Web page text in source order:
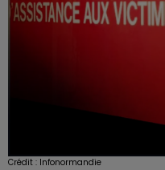
Crédit : Infonormandie